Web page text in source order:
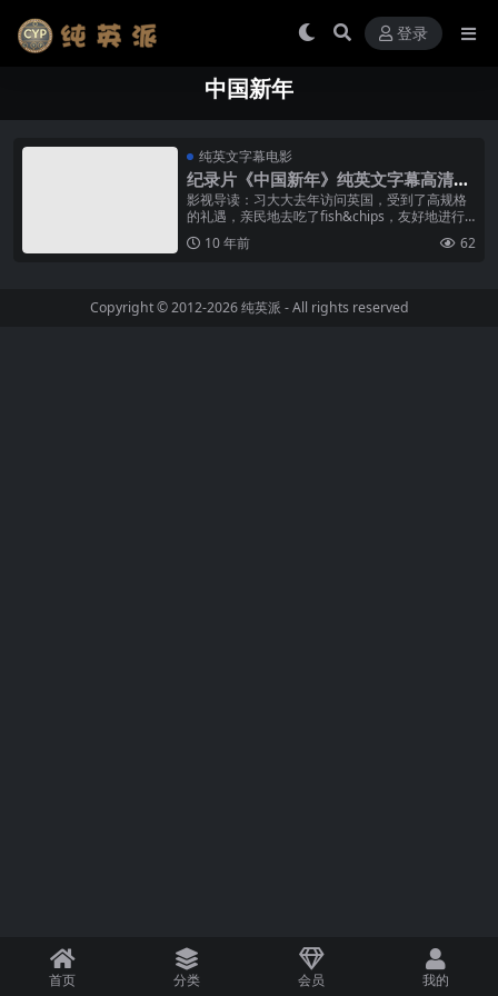
登录
中国新年
纯英文字幕电影
纪录片《中国新年》纯英文字幕高清M
P4下载
影视导读：习大大去年访问英国，受到了高规格
的礼遇，亲民地去吃了fish&chips，友好地进行
了文化交流，签下了数额巨大的合作条款，刷爆
了朋友圈，女王还...
10 年前 62
Copyright © 2012-2026纯英派 - All rights reserved
首页 分类 会员 我的